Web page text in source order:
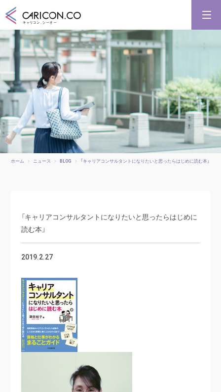
キャリアコンサルタント養成講習
キャリアコンサルタント更新講習
合格講座
キャリコンシーオーとは
キャリアコンサルタントとは
ホーム ニュース BLOG 「キャリアコンサルタントになりたいと思ったらはじめに読む本」
「キャリアコンサルタントになりたいと思ったらはじめに
読む本」
2019.2.27